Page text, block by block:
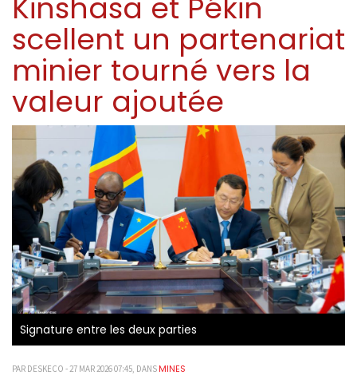
Kinshasa et Pékin
scellent un partenariat
minier tourné vers la
valeur ajoutée
Signature entre les deux parties
PAR DESKECO - 27 MAR 2026 07:45, DANS MINES